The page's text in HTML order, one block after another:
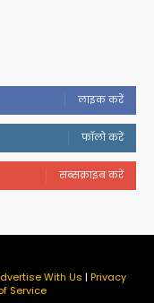
लाइक करें
फॉलो करें
सब्सक्राइब करें
With Us | Privacy
Service